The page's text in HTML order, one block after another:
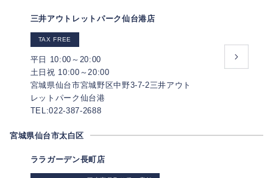
三井アウトレットパーク仙台港店
TAX FREE
平日 10:00～20:00
土日祝 10:00～20:00
宮城県仙台市宮城野区中野3-7-2三井アウト
レットパーク仙台港
TEL:022-387-2688
宮城県仙台市太白区
ララガーデン長町店